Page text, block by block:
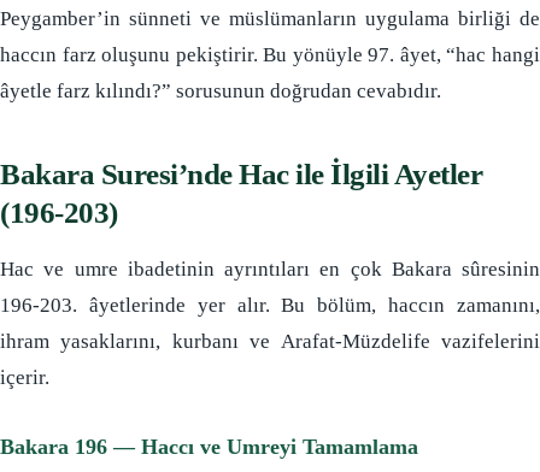
Peygamber’in sünneti ve müslümanların uygulama birliği de
haccın farz oluşunu pekiştirir. Bu yönüyle 97. âyet, “hac hangi
âyetle farz kılındı?” sorusunun doğrudan cevabıdır.
Bakara Suresi’nde Hac ile İlgili Ayetler
(196-203)
Hac ve umre ibadetinin ayrıntıları en çok Bakara sûresinin
196-203. âyetlerinde yer alır. Bu bölüm, haccın zamanını,
ihram yasaklarını, kurbanı ve Arafat-Müzdelife vazifelerini
içerir.
Bakara 196 — Haccı ve Umreyi Tamamlama